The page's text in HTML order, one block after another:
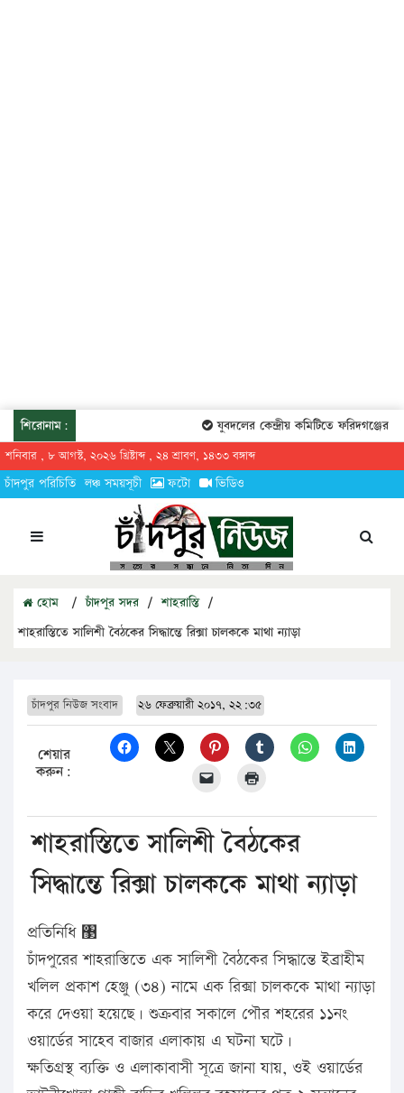
শিরোনাম: যুবদলের কেন্দ্রীয় কমিটিতে ফরিদগঞ্জের
শনিবার , ৮ আগস্ট, ২০২৬ খ্রিষ্টাব্দ , ২৪ শ্রাবণ, ১৪৩৩ বঙ্গাব্দ
চাঁদপুর পরিচিতি লঞ্চ সময়সূচী ফটো ভিডিও
হোম / চাঁদপুর সদর / শাহরাস্তি /
শাহরাস্তিতে সালিশী বৈঠকের সিদ্ধান্তে রিক্সা চালককে মাথা ন্যাড়া
চাঁদপুর নিউজ সংবাদ ২৬ ফেব্রুয়ারী ২০১৭, ২২:৩৫
শেয়ার
করুন:
শাহরাস্তিতে সালিশী বৈঠকের
সিদ্ধান্তে রিক্সা চালককে মাথা ন্যাড়া
প্রতিনিধি ঳
চাঁদপুরের শাহরাস্তিতে এক সালিশী বৈঠকের সিদ্ধান্তে ইব্রাহীম
খলিল প্রকাশ হেঞ্জু (৩৪) নামে এক রিক্সা চালককে মাথা ন্যাড়া
করে দেওয়া হয়েছে। শুক্রবার সকালে পৌর শহরের ১১নং
ওয়ার্ডের সাহেব বাজার এলাকায় এ ঘটনা ঘটে।
ক্ষতিগ্রস্থ ব্যক্তি ও এলাকাবাসী সূত্রে জানা যায়, ওই ওয়ার্ডের